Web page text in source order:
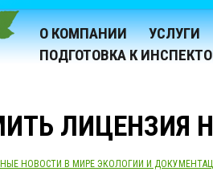
О КОМПАНИИ УСЛУГИ
ПОДГОТОВКА К
ЛИЦЕНЗИЯ
НОВОСТИ В МИРЕ ЭКОЛОГИИ И